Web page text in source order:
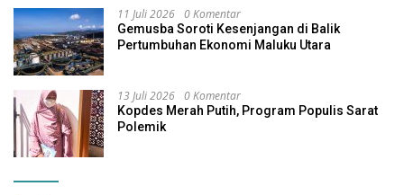
11 Juli 2026 0 Komentar
Gemusba Soroti Kesenjangan di Balik
Pertumbuhan Ekonomi Maluku Utara
13 Juli 2026 0 Komentar
Kopdes Merah Putih, Program Populis Sarat
Polemik